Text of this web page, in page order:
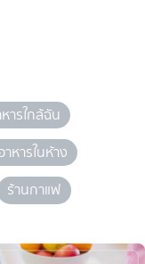
ารใกล้ฉัน
าหารในห้าง
ร้านกาแฟ